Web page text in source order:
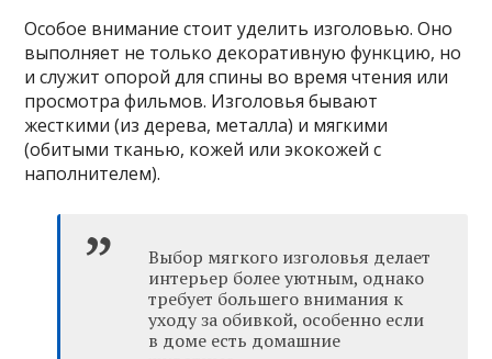
Особое внимание стоит уделить изголовью. Оно
выполняет не только декоративную функцию, но
и служит опорой для спины во время чтения или
просмотра фильмов. Изголовья бывают
жесткими (из дерева, металла) и мягкими
(обитыми тканью, кожей или экокожей с
наполнителем).
Выбор мягкого изголовья делает
интерьер более уютным, однако
требует большего внимания к
уходу за обивкой, особенно если
в доме есть домашние